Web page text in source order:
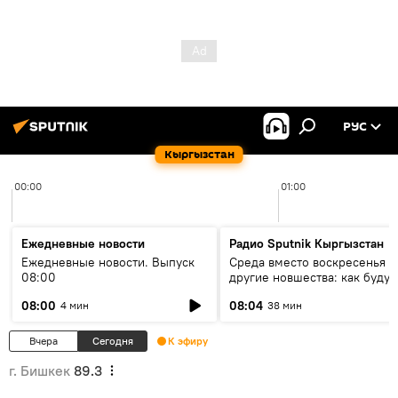
Кыргызстан
РУС
00:00 01:00
Ежедневные новости
Ежедневные новости. Выпуск
08:00
08:00 4 мин
Радио Sputnik Кыргызстан
Среда вместо воскресенья и
другие новшества: как будут
08:04 38 мин
Вчера Сегодня К эфиру
г. Бишкек 89.3